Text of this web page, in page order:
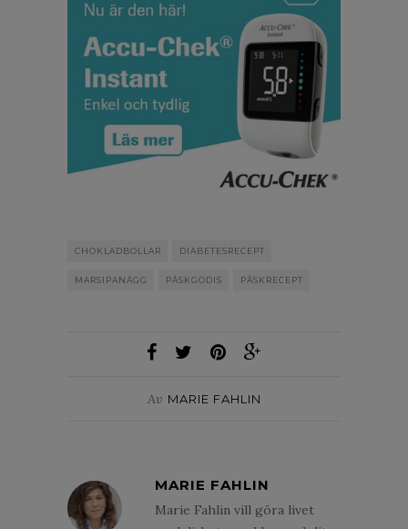
CHOKLADBOLLAR DIABETESRECEPT
MARSIPANÄGG PÅSKGODIS PÅSKRECEPT
Av MARIE FAHLIN
MARIE FAHLIN
Marie Fahlin vill göra livet